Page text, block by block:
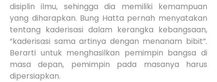
disiplin ilmu, sehingga dia memiliki kemampuan
yang diharapkan. Bung Hatta pernah menyatakan
tentang kaderisasi dalam kerangka kebangsaan,
“kaderisasi sama artinya dengan menanam bibit”.
Berarti untuk menghasilkan pemimpin bangsa di
masa depan, pemimpin pada masanya harus
dipersiapkan.